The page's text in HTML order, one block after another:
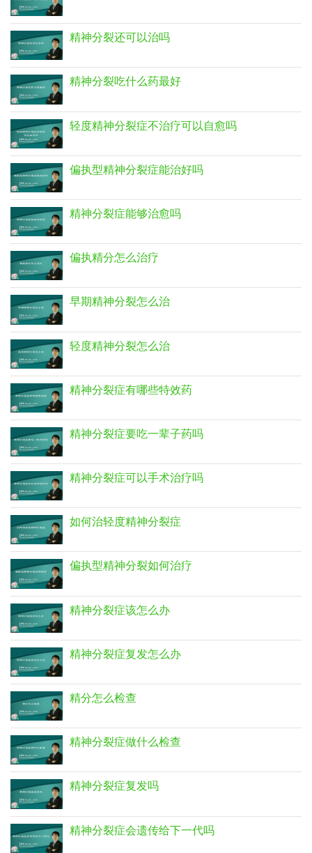
精神分裂还可以治吗
精神分裂吃什么药最好
轻度精神分裂症不治疗可以自愈吗
偏执型精神分裂症能治好吗
精神分裂症能够治愈吗
偏执精分怎么治疗
早期精神分裂怎么治
轻度精神分裂怎么治
精神分裂症有哪些特效药
精神分裂症要吃一辈子药吗
精神分裂症可以手术治疗吗
如何治轻度精神分裂症
偏执型精神分裂如何治疗
精神分裂症该怎么办
精神分裂症复发怎么办
精分怎么检查
精神分裂症做什么检查
精神分裂症复发吗
精神分裂症会遗传给下一代吗